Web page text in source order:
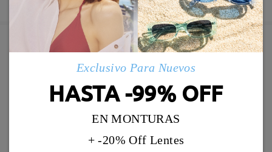
5-7 días laborales detalles
Enviado
5-7 días laborales
detalles
Marcos SimilaresExclusivo Para Nuevos
HASTA -99% OFF
EN MONTURAS
+ -20% Off Lentes